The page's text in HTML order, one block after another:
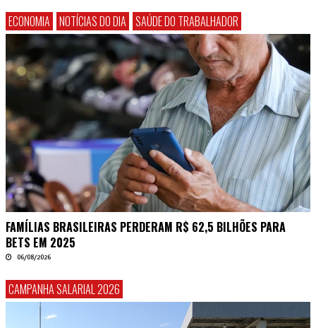
ECONOMIA NOTÍCIAS DO DIA SAÚDE DO TRABALHADOR
FAMÍLIAS BRASILEIRAS PERDERAM R$ 62,5 BILHÕES PARA
BETS EM 2025
06/08/2026
CAMPANHA SALARIAL 2026